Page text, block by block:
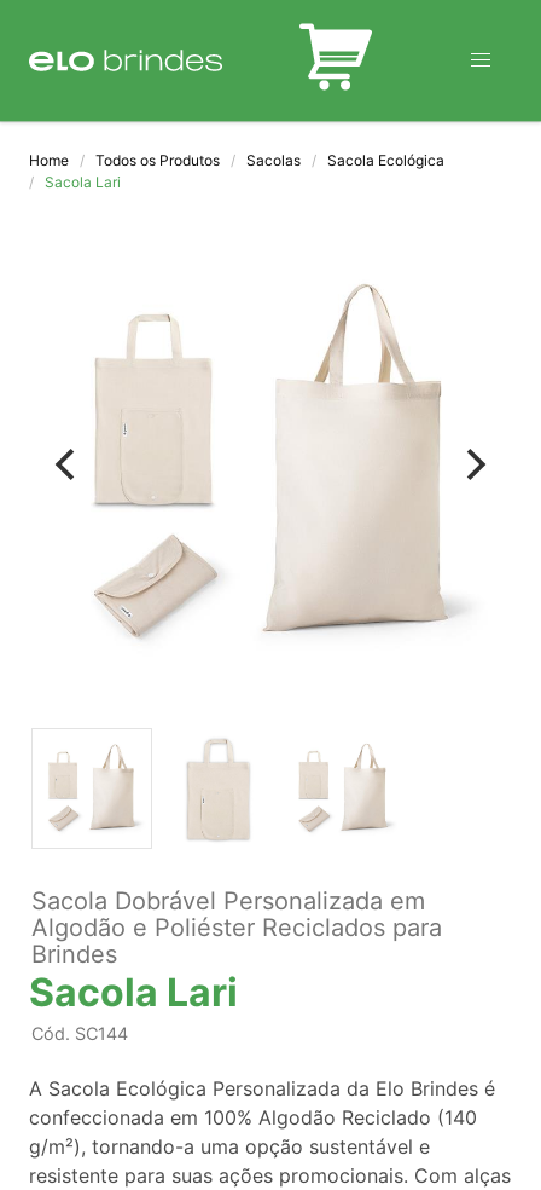
BLOG
Home Todos os Produtos Sacolas
Sacola Ecológica
Sacola Lari
Sacola Dobrável Personalizada em
Algodão e Poliéster Reciclados para
Brindes
Sacola Lari
Cód. SC144
A Sacola Ecológica Personalizada da Elo Brindes é
confeccionada em 100% Algodão Reciclado (140
g/m²), tornando-a uma opção sustentável e
resistente para suas ações promocionais. Com alças